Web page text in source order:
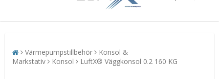
Värmepumpstillbehör
Konsol &
Markstativ
Konsol LuftX® Väggkonsol 0.2 160 KG